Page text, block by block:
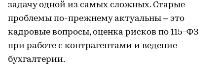
задачу одной из самых сложных. Старые
проблемы по-прежнему актуальны – это
кадровые вопросы, оценка рисков по 115-ФЗ
при работе с контрагентами и ведение
бухгалтерии.